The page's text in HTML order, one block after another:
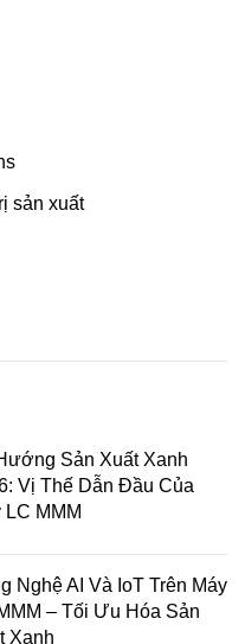
sản xuất
Sản Xuất Xanh
Vị Thế Dẫn Đầu Của
LC MMM
Nghệ AI Và IoT Trên Máy
– Tối Ưu Hóa Sản
Xanh